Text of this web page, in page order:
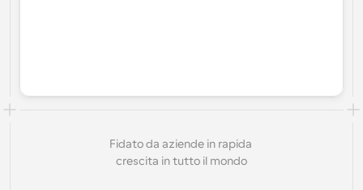
Fidato da aziende in rapida
crescita in tutto il mondo